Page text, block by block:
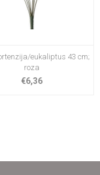
eukaliptus 43 cm;
roza
€6,36